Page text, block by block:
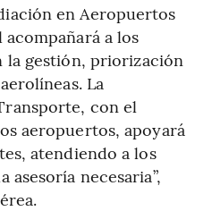
en Aeropuertos
a los
la gestión, priorización
La
con el
aeropuertos, apoyará
atendiendo a los
necesaria”,